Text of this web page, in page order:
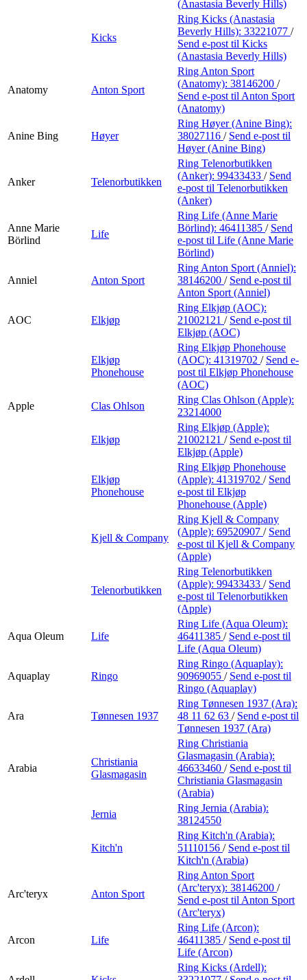
(Anastasia Beverly Hills)
Kicks
Ring Kicks (Anastasia
Beverly Hills): 33221077 /
Send e-post til Kicks
(Anastasia Beverly Hills)
Anatomy Anton Sport
Ring Anton Sport
(Anatomy): 38146200 /
Send e-post til Anton Sport
(Anatomy)
Anine Bing Høyer
Ring Høyer (Anine Bing):
38027116 / Send e-post til
Høyer (Anine Bing)
Anker Telenorbutikken
Ring Telenorbutikken
(Anker): 99433433 / Send
e-post til Telenorbutikken
(Anker)
Anne Marie
Börlind
Life
Ring Life (Anne Marie
Börlind): 46411385 / Send
e-post til Life (Anne Marie
Börlind)
Anniel Anton Sport
Ring Anton Sport (Anniel):
38146200 / Send e-post til
Anton Sport (Anniel)
AOC Elkjøp
Ring Elkjøp (AOC):
21002121 / Send e-post til
Elkjøp (AOC)
Elkjøp
Phonehouse
Ring Elkjøp Phonehouse
(AOC): 41319702 / Send e-
post til Elkjøp Phonehouse
(AOC)
Apple
Clas Ohlson
Ring Clas Ohlson (Apple):
23214000
Elkjøp
Ring Elkjøp (Apple):
21002121 / Send e-post til
Elkjøp (Apple)
Elkjøp
Phonehouse
Ring Elkjøp Phonehouse
(Apple): 41319702 / Send
e-post til Elkjøp
Phonehouse (Apple)
Kjell & Company
Ring Kjell & Company
(Apple): 69520907 / Send
e-post til Kjell & Company
(Apple)
Telenorbutikken
Ring Telenorbutikken
(Apple): 99433433 / Send
e-post til Telenorbutikken
(Apple)
Aqua Oleum Life
Ring Life (Aqua Oleum):
46411385 / Send e-post til
Life (Aqua Oleum)
Aquaplay Ringo
Ring Ringo (Aquaplay):
90969055 / Send e-post til
Ringo (Aquaplay)
Ara Tønnesen 1937
Ring Tønnesen 1937 (Ara):
48 11 62 63 / Send e-post til
Tønnesen 1937 (Ara)
Arabia
Christiania
Glasmagasin
Ring Christiania
Glasmagasin (Arabia):
46633460 / Send e-post til
Christiania Glasmagasin
(Arabia)
Jernia
Ring Jernia (Arabia):
38124550
Kitch'n
Ring Kitch'n (Arabia):
51110156 / Send e-post til
Kitch'n (Arabia)
Arc'teryx Anton Sport
Ring Anton Sport
(Arc'teryx): 38146200 /
Send e-post til Anton Sport
(Arc'teryx)
Arcon Life
Ring Life (Arcon):
46411385 / Send e-post til
Life (Arcon)
Ring Kicks (Ardell):